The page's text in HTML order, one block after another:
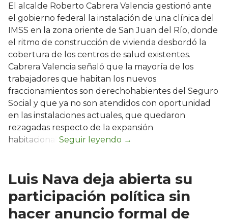
El alcalde Roberto Cabrera Valencia gestionó ante
el gobierno federal la instalación de una clínica del
IMSS en la zona oriente de San Juan del Río, donde
el ritmo de construcción de vivienda desbordó la
cobertura de los centros de salud existentes.
Cabrera Valencia señaló que la mayoría de los
trabajadores que habitan los nuevos
fraccionamientos son derechohabientes del Seguro
Social y que ya no son atendidos con oportunidad
en las instalaciones actuales, que quedaron
rezagadas respecto de la expansión
habitacional.
Luis Nava deja abierta su
participación política sin
hacer anuncio formal de